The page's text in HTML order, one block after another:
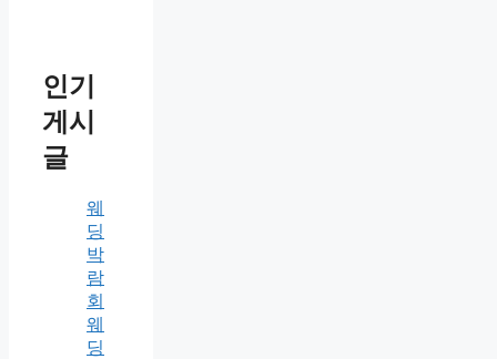
인기
게시
글
웨
딩
박
람
회
웨
딩